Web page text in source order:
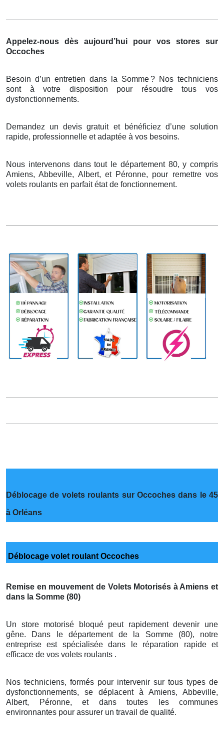
Appelez-nous dès aujourd’hui pour vos stores sur
Occoches
Besoin d’un entretien dans la Somme? Nos techniciens
sont à votre disposition pour résoudre tous vos
dysfonctionnements.
Demandez un devis gratuit et bénéficiez d’une solution
rapide, professionnelle et adaptée à vos besoins.
Nous intervenons dans tout le département 80, y compris
Amiens, Abbeville, Albert, et Péronne, pour remettre vos
volets roulants en parfait état de fonctionnement.
Déblocage de volets roulants sur Occoches dans le 45
à Orléans
Déblocage volet roulant Occoches
Remise en mouvement de Volets Motorisés à Amiens et
dans la Somme (80)
Un store motorisé bloqué peut rapidement devenir une
gêne. Dans le département de la Somme (80), notre
entreprise est spécialisée dans le réparation rapide et
efficace de vos volets roulants .
Nos techniciens, formés pour intervenir sur tous types de
dysfonctionnements, se déplacent à Amiens, Abbeville,
Albert, Péronne, et dans toutes les communes
environnantes pour assurer un travail de qualité.